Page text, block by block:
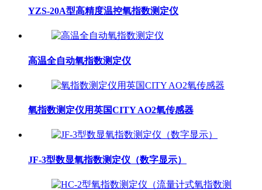
YZS-20A型高精度温控氧指数测定仪
高温全自动氧指数测定仪
氧指数测定仪用英国CITY AO2氧传感器
JF-3型数显氧指数测定仪（数字显示）